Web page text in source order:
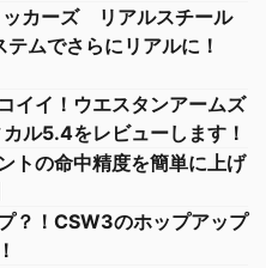
カーズ リアルスチール
ムでさらにリアルに！
イイ！ウエスタンアームズ
ル5.4をレビューします！
トの命中精度を簡単に上げ
？！CSW3のホップアップ